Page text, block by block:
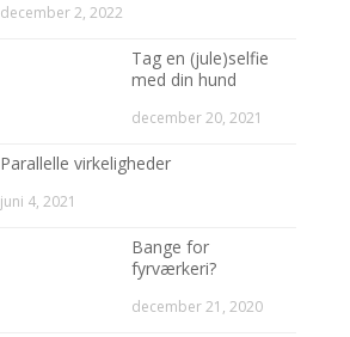
december 2, 2022
Tag en (jule)selfie
med din hund
december 20, 2021
Parallelle virkeligheder
juni 4, 2021
Bange for
fyrværkeri?
december 21, 2020